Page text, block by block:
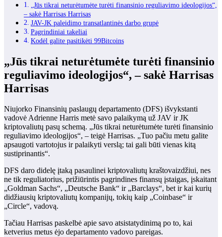
„Jūs tikrai neturėtumėte turėti finansinio reguliavimo ideologijos“,
– sakė Harrisas Harrisas
JAV-JK paleidimo transatlantinės darbo grupė
Pagrindiniai takeliai
Kodėl galite pasitikėti 99Bitcoins
„Jūs tikrai neturėtumėte turėti finansinio
reguliavimo ideologijos“, – sakė Harrisas
Harrisas
Niujorko Finansinių paslaugų departamento (DFS) išvykstanti
vadovė Adrienne Harris metė savo palaikymą už JAV ir JK
kriptovaliutų pasų schemą. „Jūs tikrai neturėtumėte turėti finansinio
reguliavimo ideologijos“, – teigė Harrisas. „Tuo pačiu metu galite
apsaugoti vartotojus ir palaikyti verslą; tai gali būti vienas kitą
sustiprinantis“.
DFS daro didelę įtaką pasaulinei kriptovaliutų kraštovaizdžiui, nes
ne tik reguliatorius, prižiūrintis pagrindines finansų įstaigas, įskaitant
„Goldman Sachs“, „Deutsche Bank“ ir „Barclays“, bet ir kai kurių
didžiausių kriptovaliutų kompanijų, tokių kaip „Coinbase“ ir
„Circle“, vadovą.
Tačiau Harrisas paskelbė apie savo atsistatydinimą po to, kai
ketverius metus ėjo departamento vadovo pareigas.